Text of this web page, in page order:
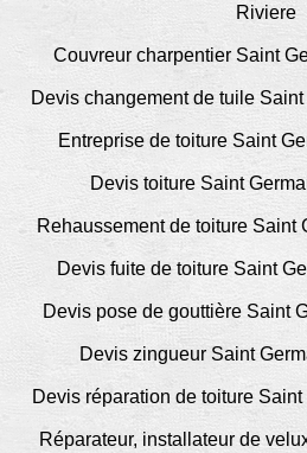
Riviere
Couvreur charpentier Saint
Devis changement de tuile
Entreprise de toiture Saint
Devis toiture Saint
Rehaussement de toiture Saint
Devis fuite de toiture Saint
Devis pose de gouttière Saint
Devis zingueur Saint
Devis réparation de toiture
Réparateur, installateur de